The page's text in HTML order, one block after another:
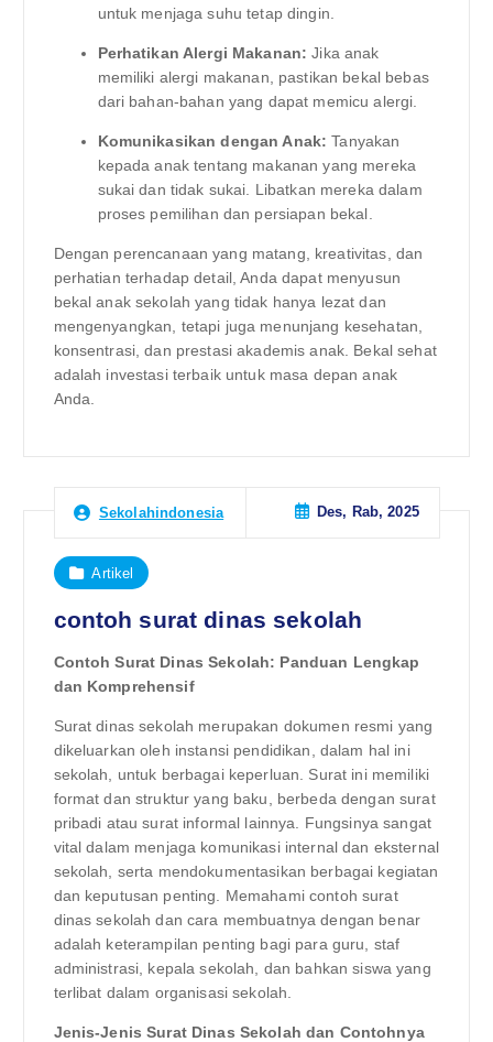
untuk menjaga suhu tetap dingin.
Perhatikan Alergi Makanan: Jika anak
memiliki alergi makanan, pastikan bekal bebas
dari bahan-bahan yang dapat memicu alergi.
Komunikasikan dengan Anak: Tanyakan
kepada anak tentang makanan yang mereka
sukai dan tidak sukai. Libatkan mereka dalam
proses pemilihan dan persiapan bekal.
Dengan perencanaan yang matang, kreativitas, dan
perhatian terhadap detail, Anda dapat menyusun
bekal anak sekolah yang tidak hanya lezat dan
mengenyangkan, tetapi juga menunjang kesehatan,
konsentrasi, dan prestasi akademis anak. Bekal sehat
adalah investasi terbaik untuk masa depan anak
Anda.
Sekolahindonesia Des, Rab, 2025
Artikel
contoh surat dinas sekolah
Contoh Surat Dinas Sekolah: Panduan Lengkap
dan Komprehensif
Surat dinas sekolah merupakan dokumen resmi yang
dikeluarkan oleh instansi pendidikan, dalam hal ini
sekolah, untuk berbagai keperluan. Surat ini memiliki
format dan struktur yang baku, berbeda dengan surat
pribadi atau surat informal lainnya. Fungsinya sangat
vital dalam menjaga komunikasi internal dan eksternal
sekolah, serta mendokumentasikan berbagai kegiatan
dan keputusan penting. Memahami contoh surat
dinas sekolah dan cara membuatnya dengan benar
adalah keterampilan penting bagi para guru, staf
administrasi, kepala sekolah, dan bahkan siswa yang
terlibat dalam organisasi sekolah.
Jenis-Jenis Surat Dinas Sekolah dan Contohnya